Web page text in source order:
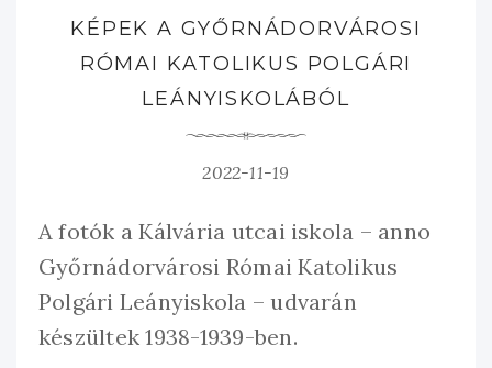
KÉPEK A GYŐRNÁDORVÁROSI
RÓMAI KATOLIKUS POLGÁRI
LEÁNYISKOLÁBÓL
2022-11-19
A fotók a Kálvária utcai iskola – anno
Győrnádorvárosi Római Katolikus
Polgári Leányiskola – udvarán
készültek 1938-1939-ben.